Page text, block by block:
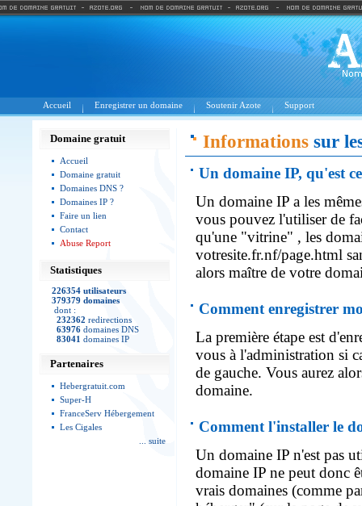
Accueil Enregistrer un domaine Soutenir Azote Support
Domaine gratuit
Accueil
Domaine gratuit
Domaines DNS ?
Domaines IP ?
Faire un lien
Contact
Abuse Report
Statistiques
226354 utilisateurs
379379 domaines
dont :
232362 redirections
63976 domaines DNS
83041 domaines IP
Partenaires
Hebergratuit.com
Super-H
FranceServ Hébergement
Les Cigales
... suite
Informations sur
Un domaine IP, qu'est
Un domaine IP a les
vous pouvez l'utiliser de
qu'une "vitrine" , les
votresite.fr.nf/page.html
alors maître de votre
Comment enregistrer
La première étape est
vous à l'administration si
de gauche. Vous aurez
domaine.
Comment l'installer le
Un domaine IP n'est pas
domaine IP ne peut donc
vrais domaines (comme